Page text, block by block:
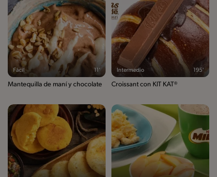
Fácil 11'
Mantequilla de maní y chocolate
Intermedio 195'
Croissant con KIT KAT®